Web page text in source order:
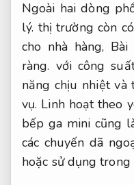
Ngoài hai dòng
lý. thị trường còn
cho nhà hàng, Bài
ràng. với công
năng chịu nhiệt và
vụ. Linh hoạt theo
bếp ga mini cũng
các chuyến dã
hoặc sử dụng trong